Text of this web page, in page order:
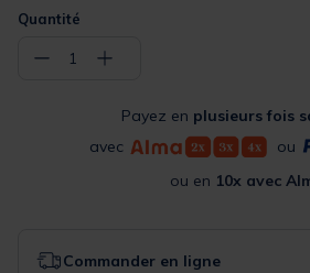
Quantité
− 1 +
Payez en plusieurs fois
avec
ou
ou en 10x avec
Commander en ligne